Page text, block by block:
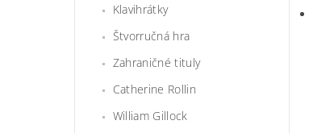
Klavihrátky
Štvorručná hra
Zahraničné tituly
Catherine Rollin
William Gillock